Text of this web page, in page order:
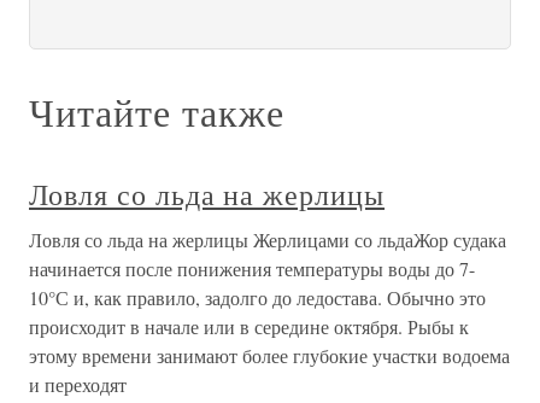
Читайте также
Ловля со льда на жерлицы
Ловля со льда на жерлицы Жерлицами со льдаЖор судака
начинается после понижения температуры воды до 7-
10°С и, как правило, задолго до ледостава. Обычно это
происходит в начале или в середине октября. Рыбы к
этому времени занимают более глубокие участки водоема
и переходят